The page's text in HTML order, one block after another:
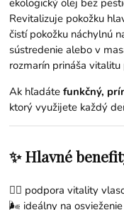
ekologický olej bez
Revitalizuje pokožku
čistí pokožku náchylnú
sústredenie alebo v
rozmarín prináša
Ak hľadátefunkčný,
ktorý využijete každý
✨ Hlavné
💇‍♀️ podpora vitality
🌬️ ideálny na